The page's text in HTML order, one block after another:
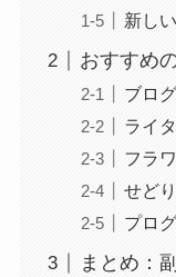
新し
おすすめ
ブログ
ライ
フラ
せど
プロ
まとめ：